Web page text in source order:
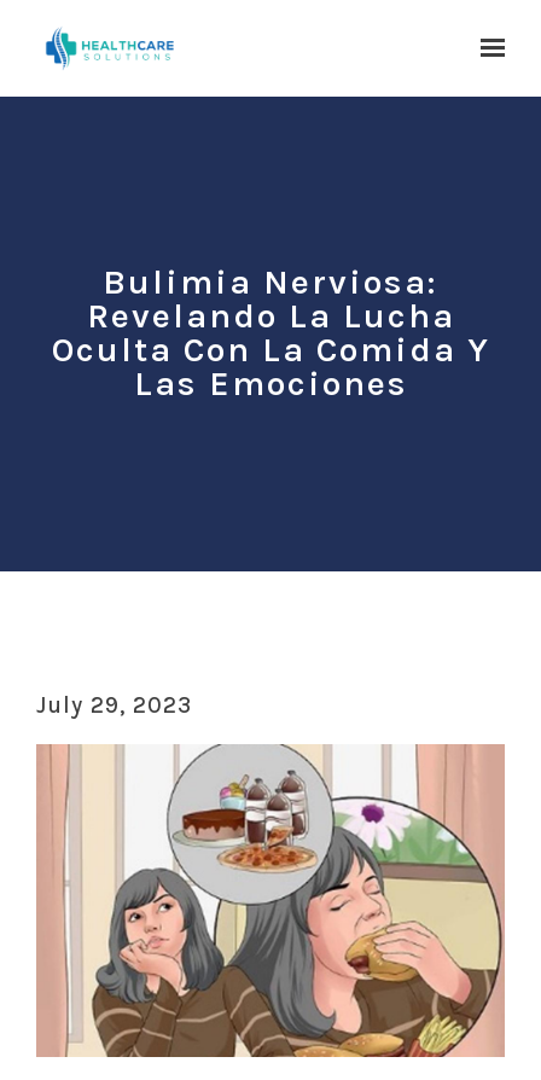
Skip to main content
Bulimia Nerviosa:
Revelando La Lucha
Oculta Con La Comida Y
Las Emociones
July 29, 2023